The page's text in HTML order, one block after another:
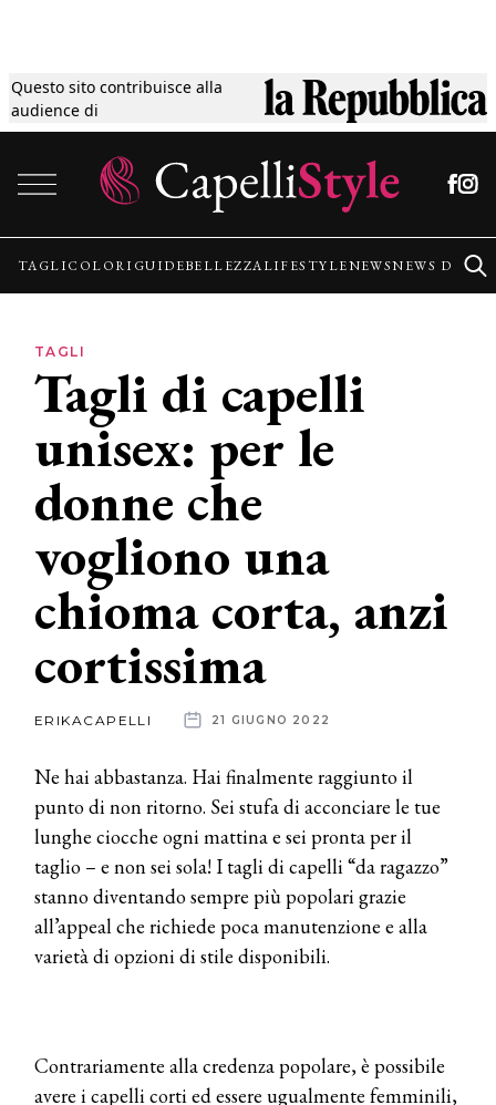
Questo sito contribuisce alla
audience di
Tagli
Colori
Guide
Lifestyle
News
News
dalle
aziende
TAGLICOLORI GUIDEBELLEZZALIFESTYLENEWSNEWS
TAGLI
Tagli di capelli
unisex: per le
donne che
vogliono una
chioma corta, anzi
cortissima
ERIKACAPELLI 21 GIUGNO 2022
Ne hai abbastanza. Hai finalmente raggiunto il
punto di non ritorno. Sei stufa di acconciare le tue
lunghe ciocche ogni mattina e sei pronta per il
taglio – e non sei sola! I tagli di capelli “da ragazzo”
stanno diventando sempre più popolari grazie
all’appeal che richiede poca manutenzione e alla
varietà di opzioni di stile disponibili.
Contrariamente alla credenza popolare, è possibile
avere i capelli corti ed essere ugualmente femminili,